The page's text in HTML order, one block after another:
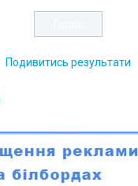
Подивитись результати